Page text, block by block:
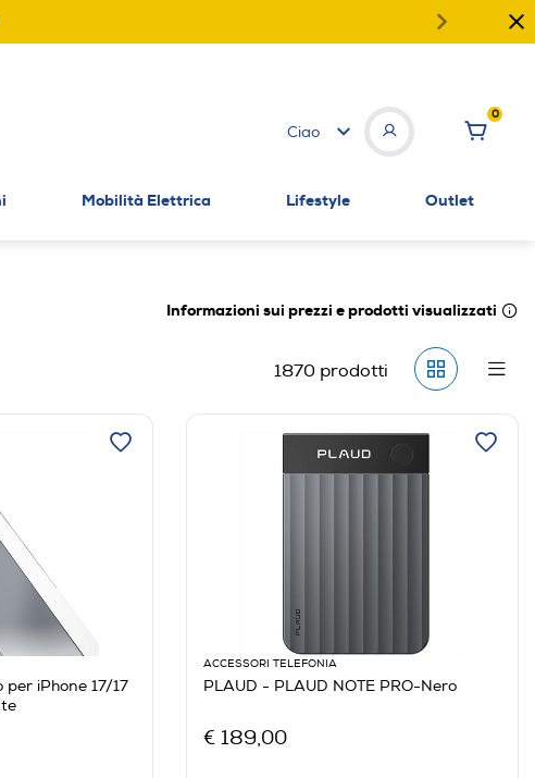
Ciao
0
Mobilità Elettrica Lifestyle Outlet
Informazioni sui prezzi e prodotti visualizzati
1870 prodotti
17/17
ACCESSORI TELEFONIA
PLAUD - PLAUD NOTE PRO-Nero
€ 189,00